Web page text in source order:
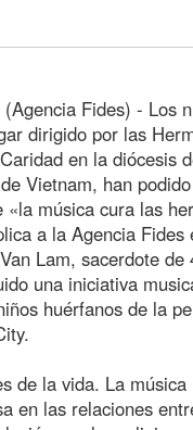
Fides) - Los
dirigido por las
en la diócesis
Vietnam, han podido
«la música cura las
a la Agencia Fides
Lam, sacerdote de
una iniciativa
huérfanos de la
de la vida. La música
en las relaciones